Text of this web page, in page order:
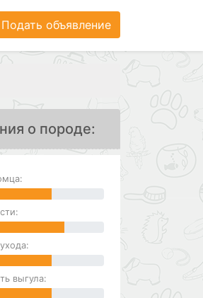
Подать объявление
о породе:
выгула: